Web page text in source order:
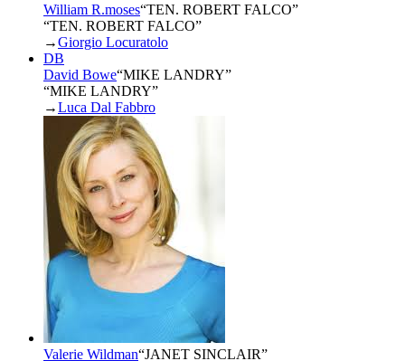
William R.moses“TEN. ROBERT FALCO”
“TEN. ROBERT FALCO”
→Giorgio Locuratolo
DB
David Bowe“MIKE LANDRY”
“MIKE LANDRY”
→Luca Dal Fabbro
Valerie Wildman“JANET SINCLAIR”